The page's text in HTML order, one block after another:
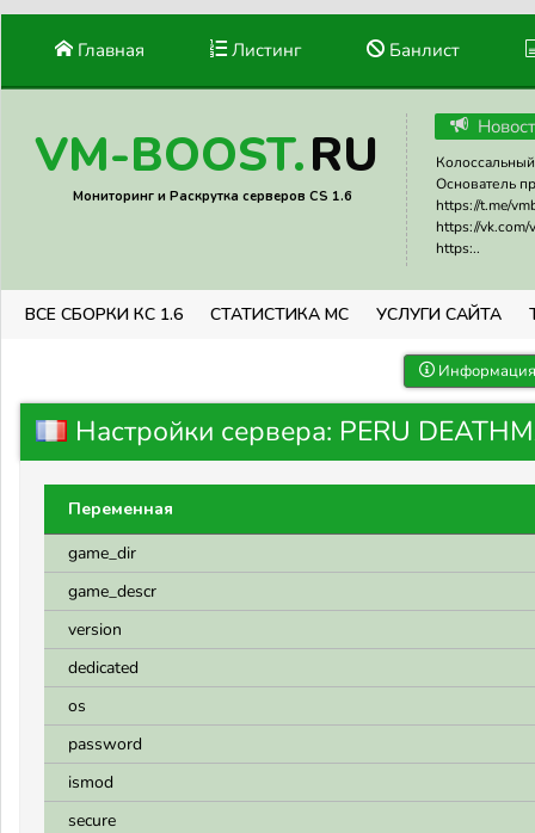
Главная Листинг Банлист
VM-BOOST.RU
Мониторинг и Раскрутка серверов CS 1.6
Основатель
https://t.me/
https://vk.com/
https:..
ВСЕ СБОРКИ КС 1.6 СТАТИСТИКА МС УСЛУГИ САЙТА
Настройки сервера: PERU
Переменная
game_dir
game_descr
version
dedicated
os
password
ismod
secure